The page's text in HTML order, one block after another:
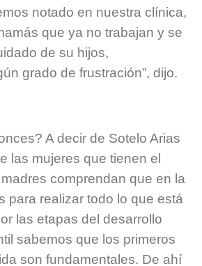
notado en nuestra clínica,
que ya no trabajan y se
de su hijos,
grado de frustración”, dijo.
A decir de Sotelo Arias
las mujeres que tienen el
comprendan que en la
para realizar todo lo que está
las etapas del desarrollo
sabemos que los primeros
son fundamentales. De ahí